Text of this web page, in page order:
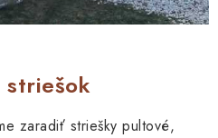
striešok
zaradiť striešky pultové,